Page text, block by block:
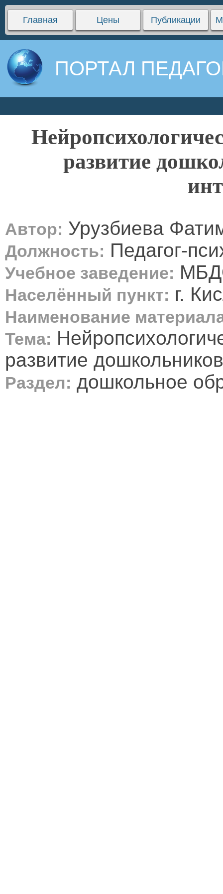
Главная Цены Публикации
ПОРТАЛ
развитие
Автор: Урузбиева
Должность: Педагог-
Учебное заведение:
Населённый пункт: г.
Наименование
Тема:
развитие
Раздел: дошкольное